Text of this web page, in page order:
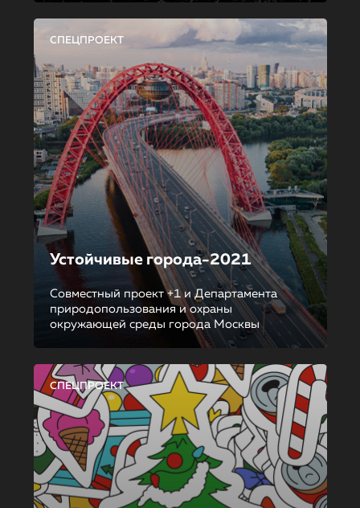
СПЕЦПРОЕКТ
Устойчивые города-2021
Совместный проект +1 и Департамента
природопользования и охраны
окружающей среды города Москвы
СПЕЦПРОЕКТ